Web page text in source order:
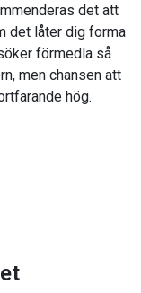
det att
det låter dig forma
förmedla så
men chansen att
hög.